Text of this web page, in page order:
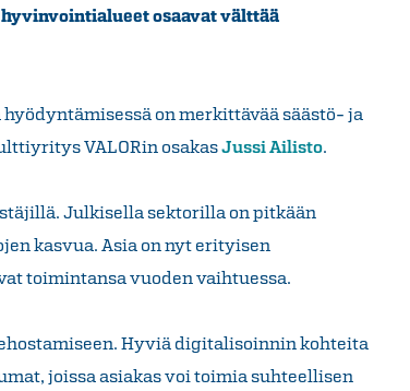
osaavat välttää
on merkittävää säästö- ja
VALORin osakasJussi Ailisto.
Julkisella sektorilla on pitkään
kasvua. Asia on nyt erityisen
toimintansa vuoden vaihtuessa.
Hyviä digitalisoinnin kohteita
joissa asiakas voi toimia suhteellisen